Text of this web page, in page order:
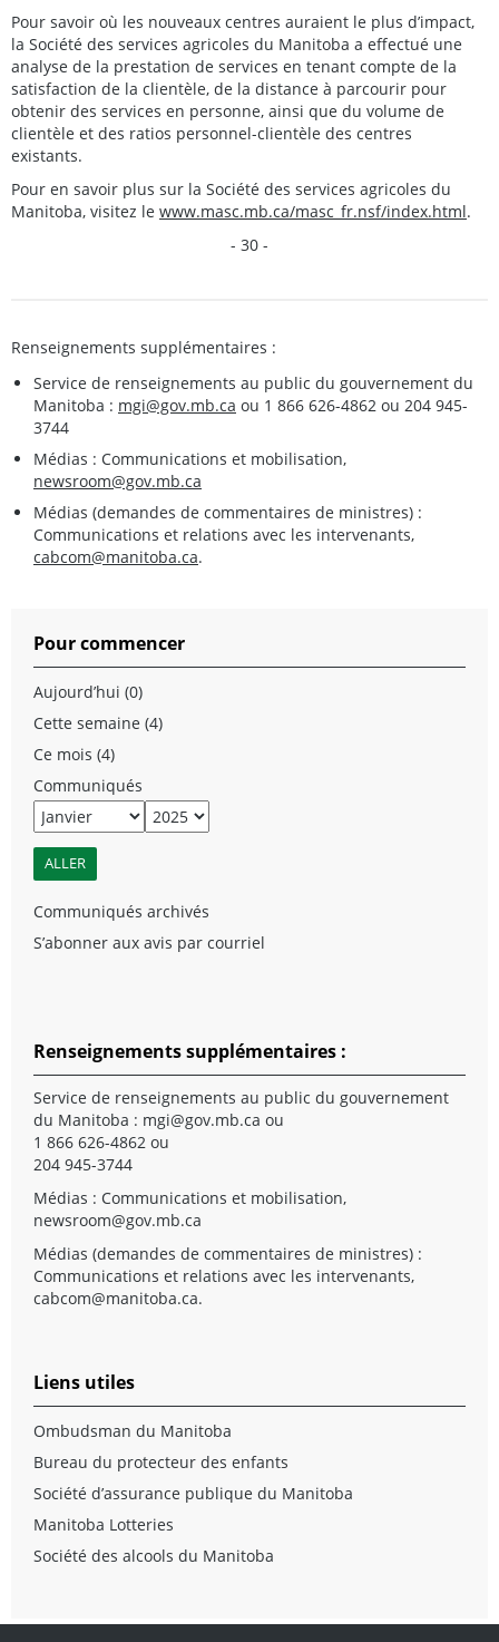
Pour savoir où les nouveaux centres auraient le plus d’impact,
la Société des services agricoles du Manitoba a effectué une
analyse de la prestation de services en tenant compte de la
satisfaction de la clientèle, de la distance à parcourir pour
obtenir des services en personne, ainsi que du volume de
clientèle et des ratios personnel-clientèle des centres
existants.
Pour en savoir plus sur la Société des services agricoles du
Manitoba, visitez le www.masc.mb.ca/masc_fr.nsf/index.html.
- 30 -
Renseignements supplémentaires :
Service de renseignements au public du gouvernement du
Manitoba : mgi@gov.mb.ca ou 1 866 626-4862 ou 204 945-
3744
Médias : Communications et mobilisation,
newsroom@gov.mb.ca
Médias (demandes de commentaires de ministres) :
Communications et relations avec les intervenants,
cabcom@manitoba.ca.
Pour commencer
Aujourd’hui (0)
Cette semaine (4)
Ce mois (4)
Communiqués
Communiqués archivés
S’abonner aux avis par courriel
Renseignements supplémentaires :
Service de renseignements au public du gouvernement
du Manitoba : mgi@gov.mb.ca ou
1 866 626-4862 ou
204 945-3744
Médias : Communications et mobilisation,
newsroom@gov.mb.ca
Médias (demandes de commentaires de ministres) :
Communications et relations avec les intervenants,
cabcom@manitoba.ca.
Liens utiles
Ombudsman du Manitoba
Bureau du protecteur des enfants
Société d’assurance publique du Manitoba
Manitoba Lotteries
Société des alcools du Manitoba